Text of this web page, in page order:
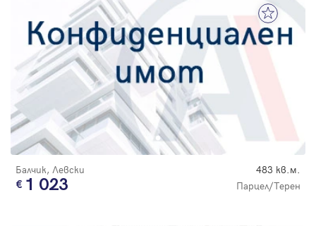
Балчик, Левски 483 кв.м.
1 023 Парцел/Терен